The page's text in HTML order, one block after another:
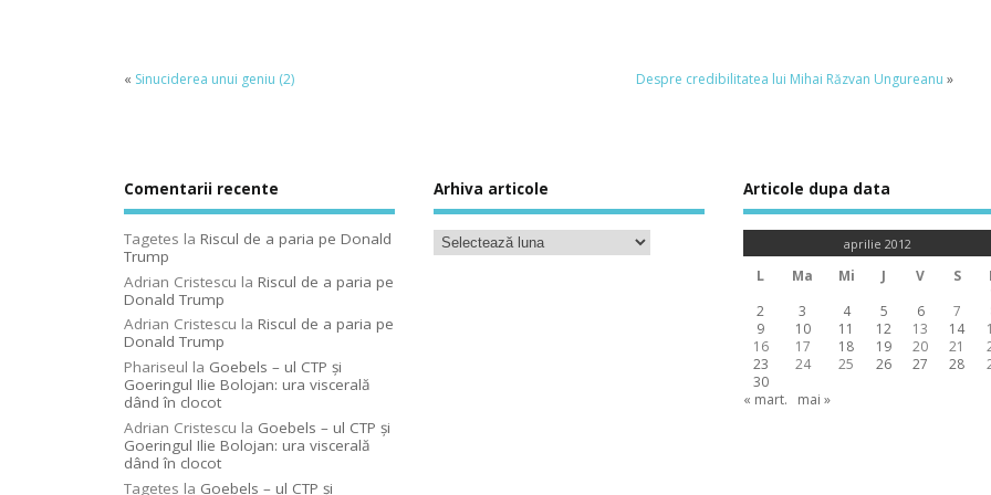
« Sinuciderea unui geniu (2) Despre credibilitatea lui Mihai Răzvan Ungureanu »
Comentarii recente
Tagetes la Riscul de a paria pe Donald
Trump
Adrian Cristescu la Riscul de a paria pe
Donald Trump
Adrian Cristescu la Riscul de a paria pe
Donald Trump
Phariseul la Goebels – ul CTP şi
Goeringul Ilie Bolojan: ura viscerală
dând în clocot
Adrian Cristescu la Goebels – ul CTP şi
Goeringul Ilie Bolojan: ura viscerală
dând în clocot
Tagetes la Goebels – ul CTP şi
Arhiva articole Articole dupa data
aprilie 2012
L Ma Mi J V S
2
3 4 5 6 7
9
10 11 12 13 14
16
17 18 19 20 21
23
24 25 26 27 28
30
« mart.
mai »